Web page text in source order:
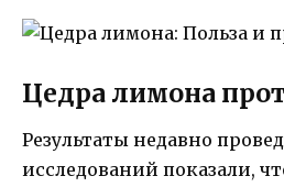
Цедра лимона
Результаты недавно
исследований показали,